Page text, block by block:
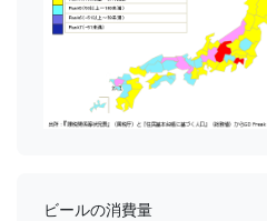
ビールの消費量